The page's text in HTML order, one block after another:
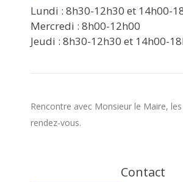
Lundi : 8h30-12h30 et 14h00-
Mercredi : 8h00-12h00
Jeudi : 8h30-12h30 et 14h00-
Rencontre avec Monsieur le Maire,
rendez-vous.
Contact